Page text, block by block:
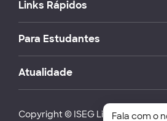
Links Rápidos
Para Estudantes
Atualidade
Copyright © ISEG Lisbon School of
Fala com o